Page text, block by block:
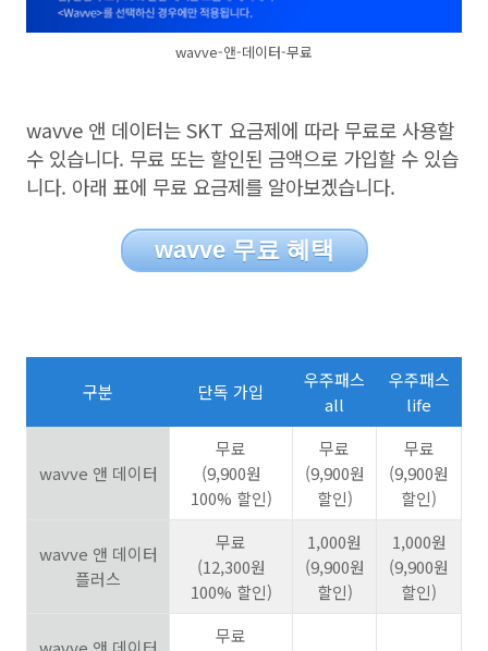
wavve-앤-데이터-무료
wavve 앤 데이터는SKT 요금제에 따라 무료로 사용할
수 있습니다. 무료 또는 할인된 금액으로 가입할 수 있습
니다. 아래 표에 무료 요금제를 알아보겠습니다.
wavve 무료 혜택
구분 단독 가입
우주패스
all
우주패스
life
wavve 앤 데이터
무료
(9,900원
100% 할인)
무료
(9,900원
할인)
무료
(9,900원
할인)
wavve 앤 데이터
플러스
무료
(12,300원
100% 할인)
1,000원
(9,900원
할인)
1,000원
(9,900원
할인)
무료